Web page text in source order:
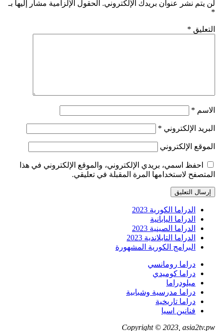
لن يتم نشر عنوان بريدك الإلكتروني. الحقول الإلزامية مشار إليها بـ
*
التعليق *
الاسم *
البريد الإلكتروني *
الموقع الإلكتروني
احفظ اسمي، بريدي الإلكتروني، والموقع الإلكتروني في هذا
المتصفح لاستخدامها المرة المقبلة في تعليقي.
الدراما الكورية 2023
الدراما اليابانية
الدراما الصينية 2023
الدراما التايلاندية 2023
البرامج الكورية المشهورة
دراما رومانسي
دراما كوميدي
ميلودراما
دراما مدرسية وشبابية
دراما تاريخية
فنانين اسيا
Copyright © 2023, asia2tv.pw